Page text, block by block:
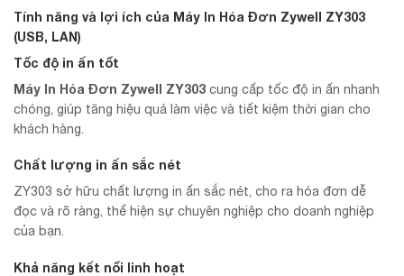
Tính năng và lợi ích của Máy In Hóa Đơn Zywell ZY303
(USB, LAN)
Tốc độ in ấn tốt
Máy In Hóa Đơn Zywell ZY303 cung cấp tốc độ in ấn nhanh
chóng, giúp tăng hiệu quả làm việc và tiết kiệm thời gian cho
khách hàng.
Chất lượng in ấn sắc nét
ZY303 sở hữu chất lượng in ấn sắc nét, cho ra hóa đơn dễ
đọc và rõ ràng, thể hiện sự chuyên nghiệp cho doanh nghiệp
của bạn.
Khả năng kết nối linh hoạt